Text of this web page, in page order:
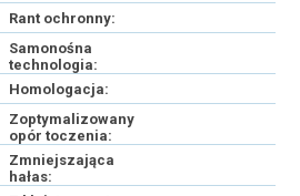
Rant ochronny:
Samonośna
technologia:
Homologacja:
Zoptymalizowany
opór toczenia:
Zmniejszająca
hałas: